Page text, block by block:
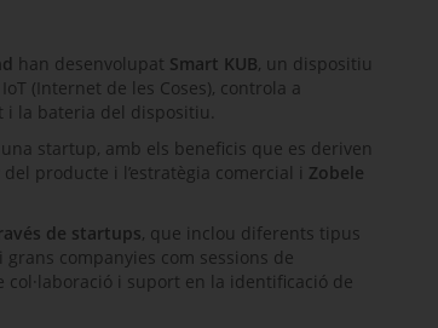
han desenvolupat Smart KUB, un dispositiu
(Internet de les Coses), controla a
i la bateria del dispositiu.
startup, amb els beneficis que es deriven
producte i l’estratègia comercial i Zobele
de startups, que inclou diferents tipus
companyies com sessions de
i suport en la identificació de